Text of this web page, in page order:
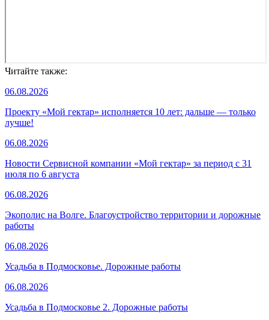
Читайте также:
06.08.2026
Проекту «Мой гектар» исполняется 10 лет: дальше — только
лучше!
06.08.2026
Новости Сервисной компании «Мой гектар» за период с 31
июля по 6 августа
06.08.2026
Экополис на Волге. Благоустройство территории и дорожные
работы
06.08.2026
Усадьба в Подмосковье. Дорожные работы
06.08.2026
Усадьба в Подмосковье 2. Дорожные работы